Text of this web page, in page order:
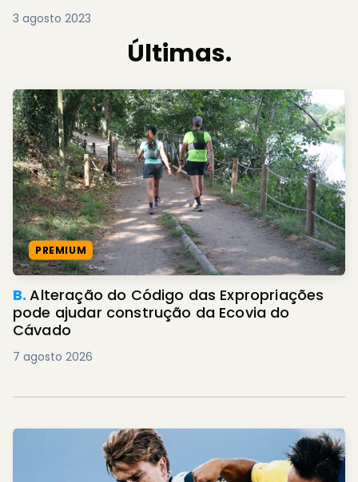
3 agosto 2023
Últimas.
PREMIUM
B.Alteração do Código das Expropriações
pode ajudar construção da Ecovia do
Cávado
7 agosto 2026